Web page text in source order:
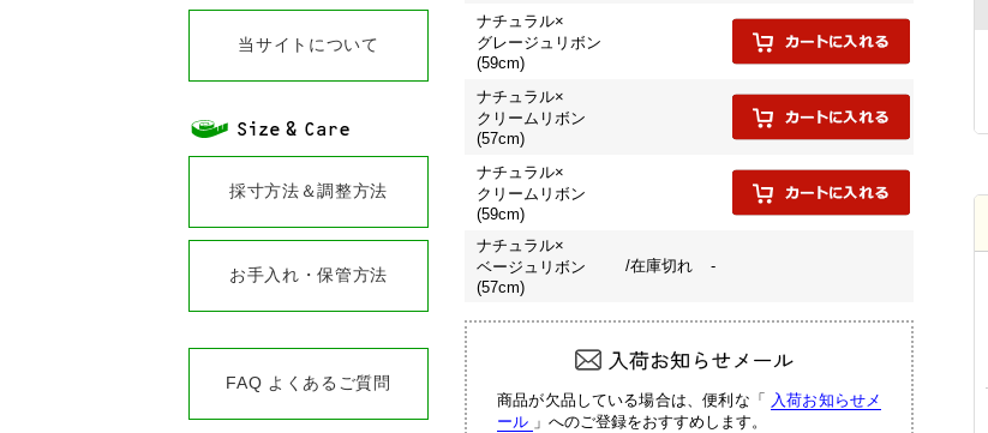
当サイトについて
採寸方法＆調整方法
お手入れ・保管方法
FAQ よくあるご質問
ナチュラル×
グレージュリボン
(59cm)
ナチュラル×
クリームリボン
(57cm)
ナチュラル×
クリームリボン
(59cm)
ナチュラル×
ベージュリボン
(57cm)
/在庫切れ -
商品が欠品している場合は、便利な「
入荷お知らせメ
ール 」へのご登録をおすすめします。